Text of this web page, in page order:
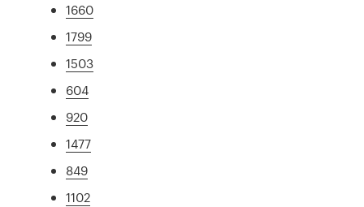
1660
1799
1503
604
920
1477
849
1102